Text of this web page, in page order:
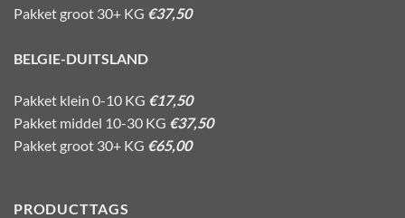
Pakket groot 30+ KG €37,50
BELGIE-DUITSLAND
Pakket klein 0-10 KG €17,50
Pakket middel 10-30 KG €37,50
Pakket groot 30+ KG €65,00
PRODUCTTAGS